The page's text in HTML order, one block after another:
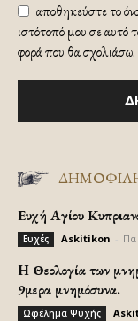
αποθηκεύστε το
ιστότοπό μου σε αυτό
φορά που θα σχολιάσω.
Ευχή Αγίου
Ευχές Askitikon Πα
H Θεολογία των
9μερα μνημόσυνα.
Ωφέλημα Ψυχής